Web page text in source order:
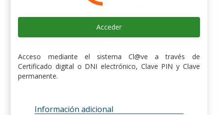
Acceder
Acceso mediante el sistema Cl@ve a través de
Certificado digital o DNI electrónico, Clave PIN y Clave
permanente.
Información adicional